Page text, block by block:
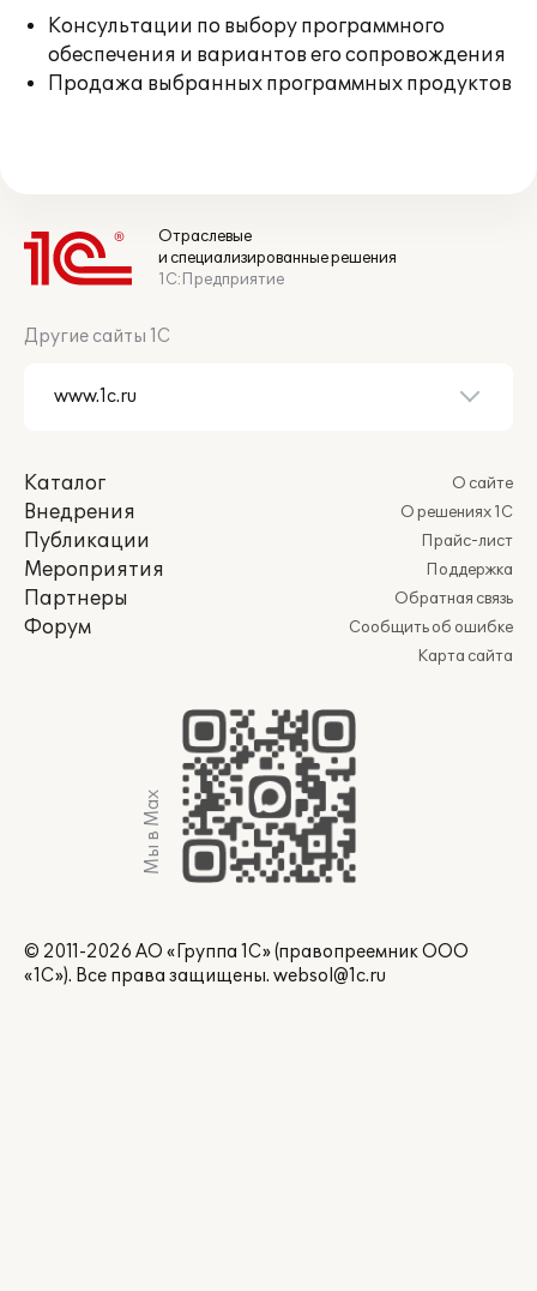
Консультации по выбору программного
обеспечения и вариантов его сопровождения
Продажа выбранных программных продуктов
Отраслевые
и специализированные решения
1С:Предприятие
Другие сайты 1С
Каталог
Внедрения
Публикации
Мероприятия
Партнеры
Форум
О сайте
О решениях 1С
Прайс-лист
Поддержка
Обратная связь
Сообщить об ошибке
Карта сайта
Мы в Max
© 2011-2026 АО «Группа 1С» (правопреемник ООО
«1С»). Все права защищены. websol@1c.ru